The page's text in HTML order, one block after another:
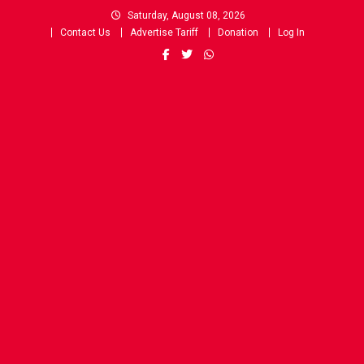
Saturday, August 08, 2026
Contact Us
Advertise Tariff Donation Log In